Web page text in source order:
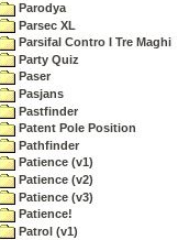
Parodya
Parsec XL
Parsifal Contro I Tre Maghi
Party Quiz
Paser
Pasjans
Pastfinder
Patent Pole Position
Pathfinder
Patience (v1)
Patience (v2)
Patience (v3)
Patience!
Patrol (v1)